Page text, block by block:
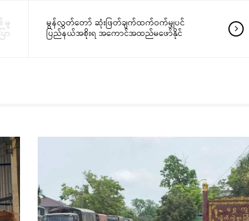
မူ
ာ
မွန်လွှတ်တော် ဆုံးဖြတ်ချက်ထက်ဝက်မျှပင်
ပြည်နယ်အစိုးရ အကောင်အထည်မဖော်နိုင်